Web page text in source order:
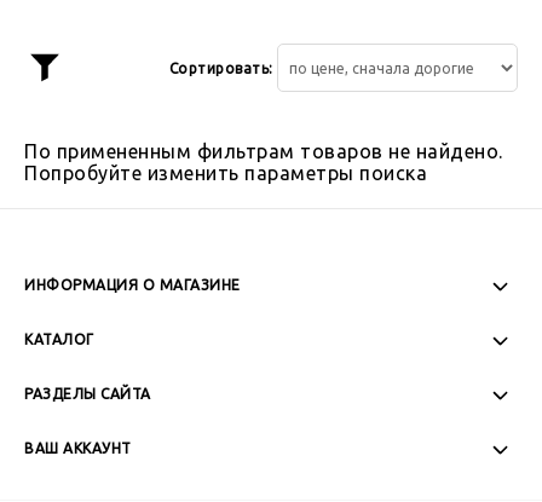
Сортировать:
По примененным фильтрам товаров не найдено.
Попробуйте изменить параметры поиска
ИНФОРМАЦИЯ О МАГАЗИНЕ
Сб-Вс: Выходной
КАТАЛОГ
РАЗДЕЛЫ САЙТА
ВАШ АККАУНТ